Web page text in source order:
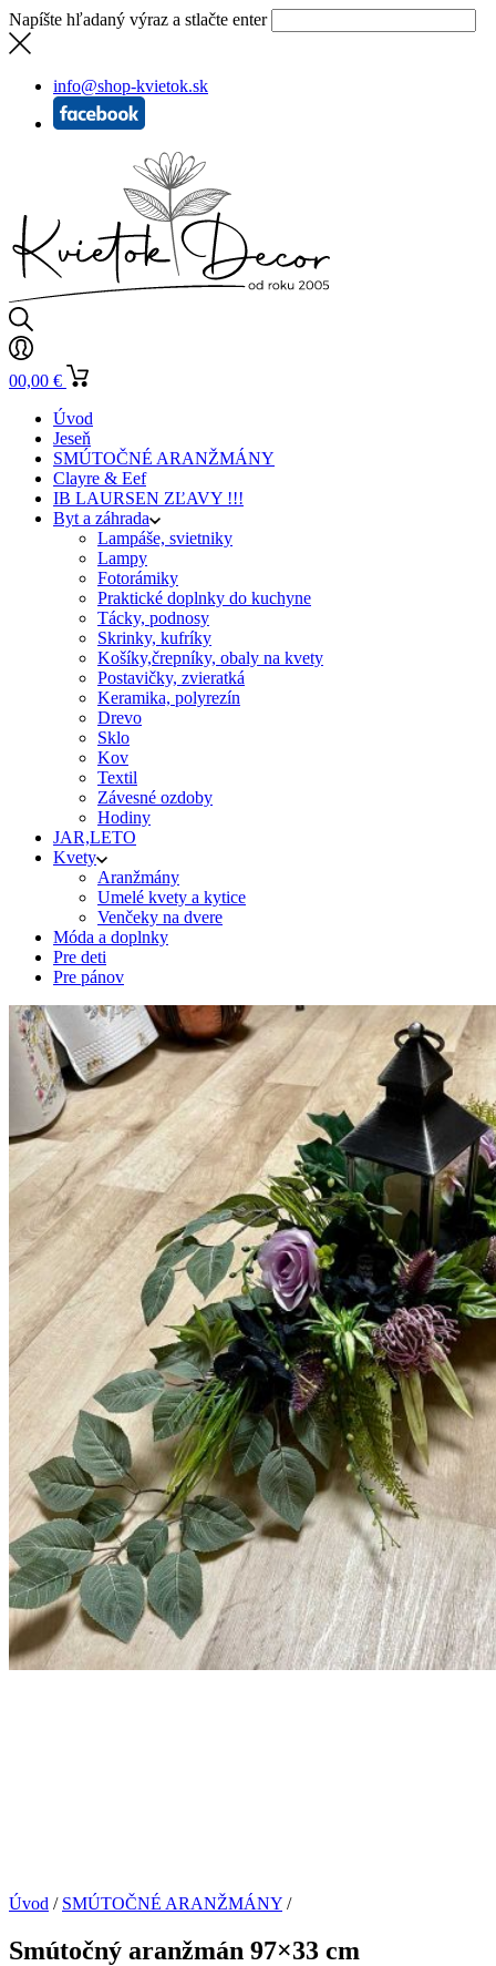
Napíšte hľadaný výraz a stlačte enter
info@shop-kvietok.sk
00,00 €
Úvod
Jeseň
SMÚTOČNÉ ARANŽMÁNY
Clayre & Eef
IB LAURSEN ZĽAVY !!!
Byt a záhrada
Lampáše, svietniky
Lampy
Fotorámiky
Praktické doplnky do kuchyne
Tácky, podnosy
Skrinky, kufríky
Košíky,črepníky, obaly na kvety
Postavičky, zvieratká
Keramika, polyrezín
Drevo
Sklo
Kov
Textil
Závesné ozdoby
Hodiny
JAR,LETO
Kvety
Aranžmány
Umelé kvety a kytice
Venčeky na dvere
Móda a doplnky
Pre deti
Pre pánov
Úvod / SMÚTOČNÉ ARANŽMÁNY /
Smútočný aranžmán 97×33 cm